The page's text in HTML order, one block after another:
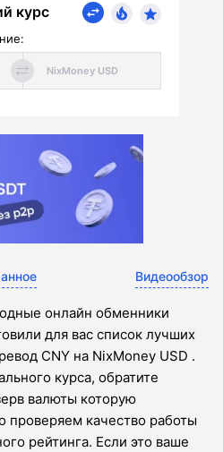
курс
Видеообзор
онлайн обменники
для вас список лучших
CNY на NixMoney USD .
курса, обратите
валюты которую
проверяем качество работы
рейтинга. Если это ваше